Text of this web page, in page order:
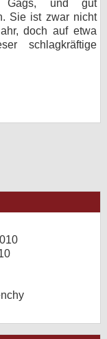
Gags, und gut
Sie ist zwar nicht
doch auf etwa
schlagkräftige